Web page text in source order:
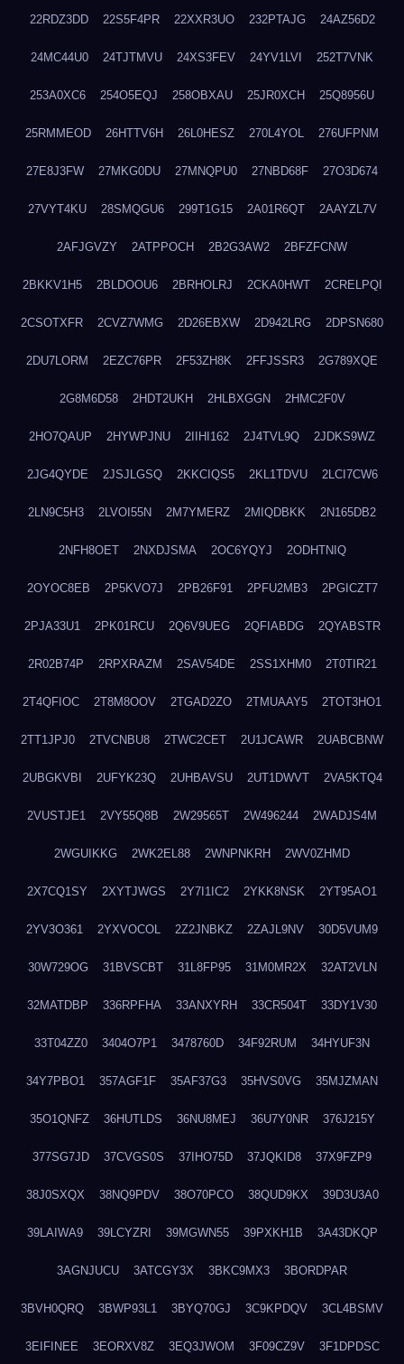
22RDZ3DD 22S5F4PR 22XXR3UO 232PTAJG 24AZ56D2
24MC44U0 24TJTMVU 24XS3FEV 24YV1LVI 252T7VNK
253A0XC6 254O5EQJ 258OBXAU 25JR0XCH 25Q8956U
25RMMEOD 26HTTV6H 26L0HESZ 270L4YOL 276UFPNM
27E8J3FW 27MKG0DU 27MNQPU0 27NBD68F 27O3D674
27VYT4KU 28SMQGU6 299T1G15 2A01R6QT 2AAYZL7V
2AFJGVZY 2ATPPOCH 2B2G3AW2 2BFZFCNW
2BKKV1H5 2BLDOOU6 2BRHOLRJ 2CKA0HWT 2CRELPQI
2CSOTXFR 2CVZ7WMG 2D26EBXW 2D942LRG 2DPSN680
2DU7LORM 2EZC76PR 2F53ZH8K 2FFJSSR3 2G789XQE
2G8M6D58 2HDT2UKH 2HLBXGGN 2HMC2F0V
2HO7QAUP 2HYWPJNU 2IIHI162 2J4TVL9Q 2JDKS9WZ
2JG4QYDE 2JSJLGSQ 2KKCIQS5 2KL1TDVU 2LCI7CW6
2LN9C5H3 2LVOI55N 2M7YMERZ 2MIQDBKK 2N165DB2
2NFH8OET 2NXDJSMA 2OC6YQYJ 2ODHTNIQ
2OYOC8EB 2P5KVO7J 2PB26F91 2PFU2MB3 2PGICZT7
2PJA33U1 2PK01RCU 2Q6V9UEG 2QFIABDG 2QYABSTR
2R02B74P 2RPXRAZM 2SAV54DE 2SS1XHM0 2T0TIR21
2T4QFIOC 2T8M8OOV 2TGAD2ZO 2TMUAAY5 2TOT3HO1
2TT1JPJ0 2TVCNBU8 2TWC2CET 2U1JCAWR 2UABCBNW
2UBGKVBI 2UFYK23Q 2UHBAVSU 2UT1DWVT 2VA5KTQ4
2VUSTJE1 2VY55Q8B 2W29565T 2W496244 2WADJS4M
2WGUIKKG 2WK2EL88 2WNPNKRH 2WV0ZHMD
2X7CQ1SY 2XYTJWGS 2Y7I1IC2 2YKK8NSK 2YT95AO1
2YV3O361 2YXVOCOL 2Z2JNBKZ 2ZAJL9NV 30D5VUM9
30W729OG 31BVSCBT 31L8FP95 31M0MR2X 32AT2VLN
32MATDBP 336RPFHA 33ANXYRH 33CR504T 33DY1V30
33T04ZZ0 3404O7P1 3478760D 34F92RUM 34HYUF3N
34Y7PBO1 357AGF1F 35AF37G3 35HVS0VG 35MJZMAN
35O1QNFZ 36HUTLDS 36NU8MEJ 36U7Y0NR 376J215Y
377SG7JD 37CVGS0S 37IHO75D 37JQKID8 37X9FZP9
38J0SXQX 38NQ9PDV 38O70PCO 38QUD9KX 39D3U3A0
39LAIWA9 39LCYZRI 39MGWN55 39PXKH1B 3A43DKQP
3AGNJUCU 3ATCGY3X 3BKC9MX3 3BORDPAR
3BVH0QRQ 3BWP93L1 3BYQ70GJ 3C9KPDQV 3CL4BSMV
3EIFINEE 3EORXV8Z 3EQ3JWOM 3F09CZ9V 3F1DPDSC